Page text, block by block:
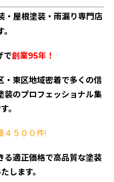
・屋根塗装・雨漏り専門店
で創業95年！
・東区地域密着で多くの信
装のプロフェッショナル集
。
４５００件!
る適正価格で高品質な塗装
します。